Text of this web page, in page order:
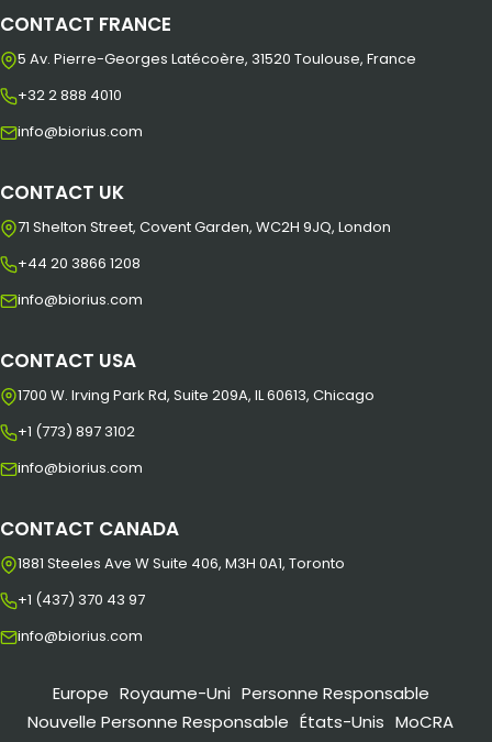
CONTACT FRANCE
5 Av. Pierre-Georges Latécoère, 31520 Toulouse, France
+32 2 888 4010
info@biorius.com
CONTACT UK
71 Shelton Street, Covent Garden, WC2H 9JQ, London
+44 20 3866 1208
info@biorius.com
CONTACT USA
1700 W. Irving Park Rd, Suite 209A, IL 60613, Chicago
+1 (773) 897 3102
info@biorius.com
CONTACT CANADA
1881 Steeles Ave W Suite 406, M3H 0A1, Toronto
+1 (437) 370 43 97
info@biorius.com
Europe Royaume-Uni Personne Responsable
Nouvelle Personne Responsable États-Unis MoCRA